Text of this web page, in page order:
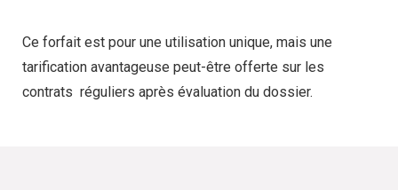
Ce forfait est pour une utilisation unique, mais une
tarification avantageuse peut-être offerte sur les
contrats réguliers après évaluation du dossier.